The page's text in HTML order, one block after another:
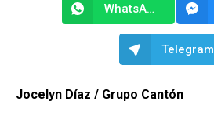
WhatsApp
Telegram
Jocelyn Díaz / Grupo Cantón